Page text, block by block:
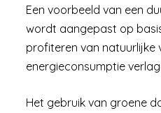
Een voorbeeld van een
wordt aangepast op
profiteren van natuurlijke
energieconsumptie
Het gebruik van groene